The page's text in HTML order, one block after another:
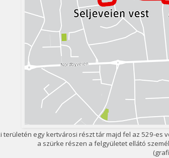
területén egy kertvárosi részt tár majd fel az 529-es
a szürke részen a felgyületet ellátó